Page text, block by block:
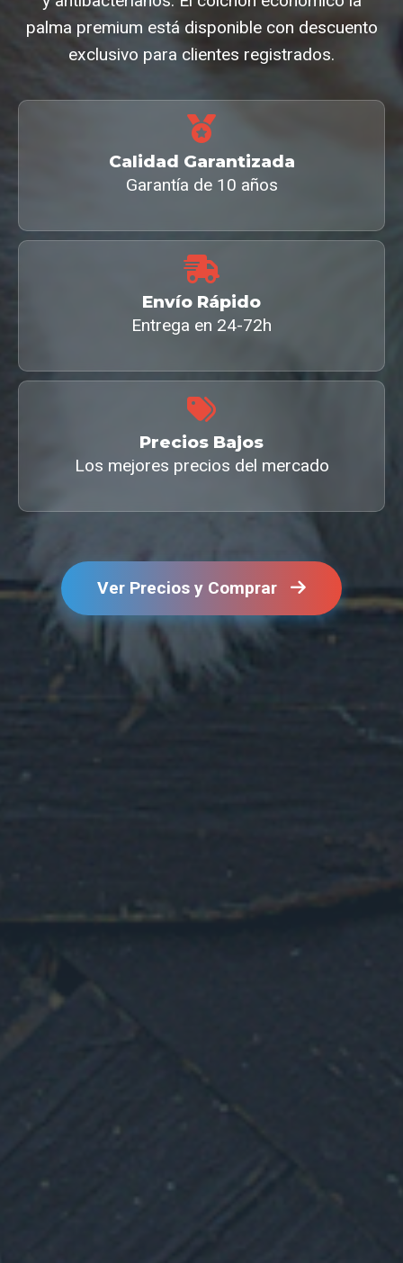
palma premium está disponible con descuento
exclusivo para clientes registrados.
Calidad Garantizada
Garantía de 10 años
Envío Rápido
Entrega en 24-72h
Precios Bajos
Los mejores precios del mercado
Ver Precios y Comprar